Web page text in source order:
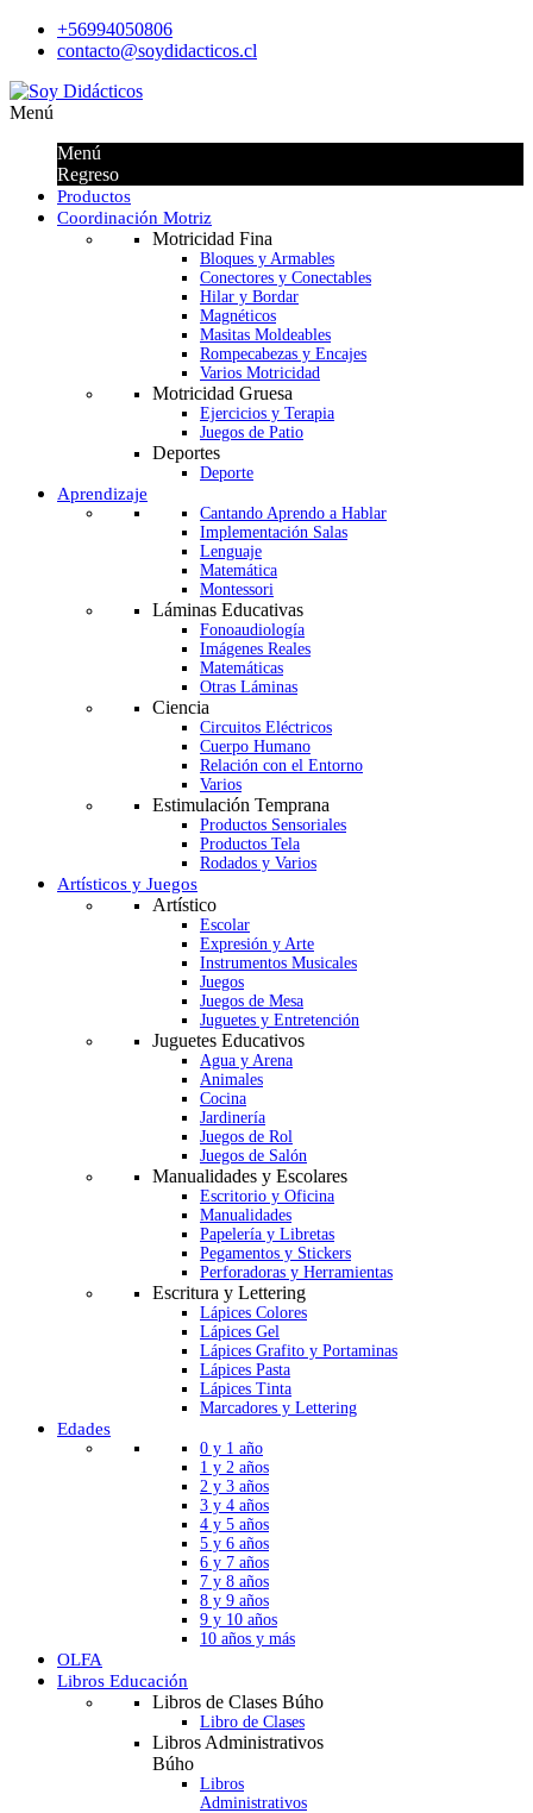
+56994050806
contacto@soydidacticos.cl
Menú
Menú
Regreso
Productos
Coordinación Motriz
Motricidad Fina
Bloques y Armables
Conectores y Conectables
Hilar y Bordar
Magnéticos
Masitas Moldeables
Rompecabezas y Encajes
Varios Motricidad
Motricidad Gruesa
Ejercicios y Terapia
Juegos de Patio
Deportes
Deporte
Aprendizaje
Cantando Aprendo a Hablar
Implementación Salas
Lenguaje
Matemática
Montessori
Láminas Educativas
Fonoaudiología
Imágenes Reales
Matemáticas
Otras Láminas
Ciencia
Circuitos Eléctricos
Cuerpo Humano
Relación con el Entorno
Varios
Estimulación Temprana
Productos Sensoriales
Productos Tela
Rodados y Varios
Artísticos y Juegos
Artístico
Escolar
Expresión y Arte
Instrumentos Musicales
Juegos
Juegos de Mesa
Juguetes y Entretención
Juguetes Educativos
Agua y Arena
Animales
Cocina
Jardinería
Juegos de Rol
Juegos de Salón
Manualidades y Escolares
Escritorio y Oficina
Manualidades
Papelería y Libretas
Pegamentos y Stickers
Perforadoras y Herramientas
Escritura y Lettering
Lápices Colores
Lápices Gel
Lápices Grafito y Portaminas
Lápices Pasta
Lápices Tinta
Marcadores y Lettering
Edades
0 y 1 año
1 y 2 años
2 y 3 años
3 y 4 años
4 y 5 años
5 y 6 años
6 y 7 años
7 y 8 años
8 y 9 años
9 y 10 años
10 años y más
OLFA
Libros Educación
Libros de Clases Búho
Libro de Clases
Libros Administrativos
Búho
Libros
Administrativos